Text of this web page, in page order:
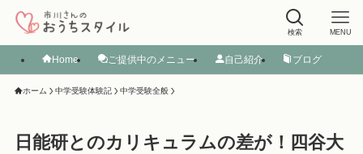
検索 MENU
Home ご提供中のメニュー 自己紹介 ブログ
ホーム 中学受験体験記 中学受験全般
日能研とのカリキュラムの差が！四谷大